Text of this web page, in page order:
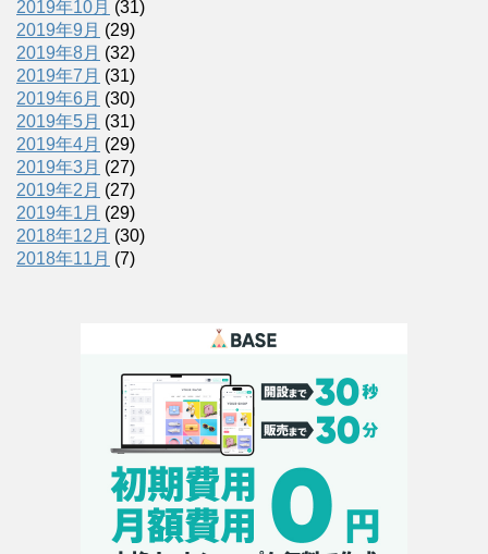
2019年10月 (31)
2019年9月 (29)
2019年8月 (32)
2019年7月 (31)
2019年6月 (30)
2019年5月 (31)
2019年4月 (29)
2019年3月 (27)
2019年2月 (27)
2019年1月 (29)
2018年12月 (30)
2018年11月 (7)